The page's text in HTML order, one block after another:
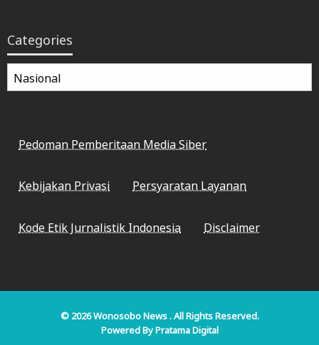
Categories
Categories
Pedoman Pemberitaan Media Siber
Kebijakan Privasi Persyaratan Layanan
Kode Etik Jurnalistik Indonesia Disclaimer
© 2026Wonosobo News. All Rights Reserved.
Powered ByPratama Digital